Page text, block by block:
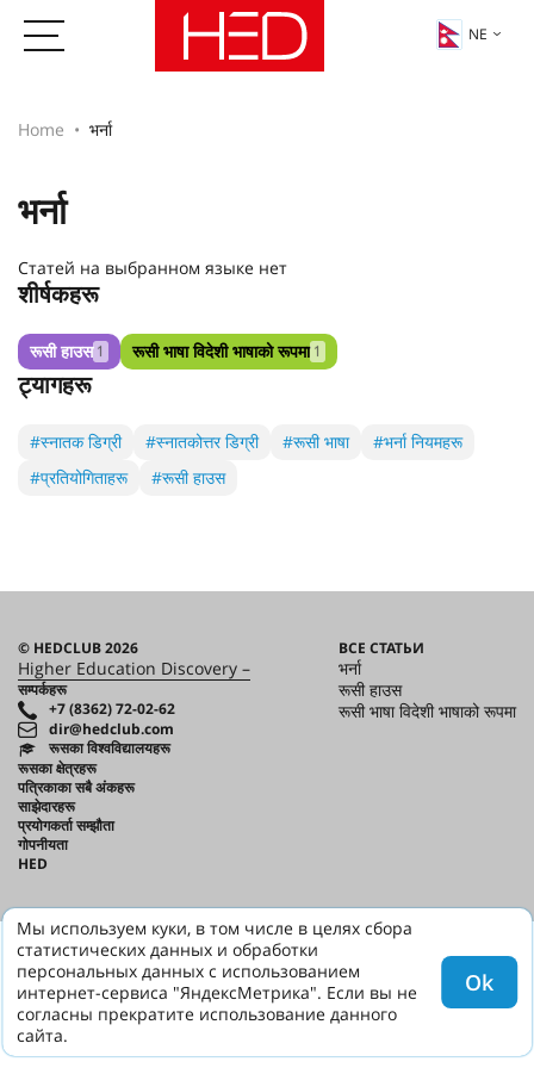
NE
Home भर्ना
भर्ना
Статей на выбранном языке нет
शीर्षकहरू
रूसी हाउस 1 रूसी भाषा विदेशी भाषाको रूपमा 1
ट्यागहरू
#स्नातक डिग्री #स्नातकोत्तर डिग्री #रूसी भाषा
#भर्ना नियमहरू
#प्रतियोगिताहरू
#रूसी हाउस
© HEDCLUB 2026
Higher Education Discovery –
सम्पर्कहरू
+7 (8362) 72-02-62
dir@hedclub.com
ВСЕ СТАТЬИ
भर्ना
रूसी हाउस
रूसी भाषा विदेशी भाषाको रूपमा
रूसका विश्वविद्यालयहरू
रूसका क्षेत्रहरू
पत्रिकाका सबै अंकहरू
साझेदारहरू
प्रयोगकर्ता सम्झौता
गोपनीयता
HED
Мы используем куки, в том числе в целях сбора
статистических данных и обработки
персональных данных с использованием
интернет-сервиса "ЯндексМетрика". Если вы не
согласны прекратите использование данного
сайта.
Ok